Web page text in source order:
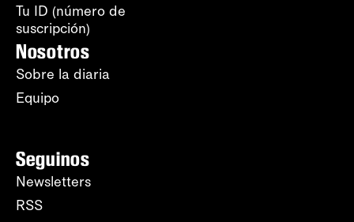
Tu ID (número de
suscripción)
Nosotros
Sobre la diaria
Equipo
Seguinos
Newsletters
RSS